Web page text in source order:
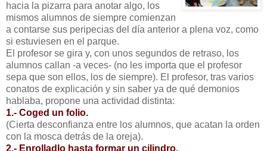
hacia la pizarra para anotar algo, los
mismos alumnos de siempre comienzan
a contarse sus peripecias del día anterior a plena voz, como
si estuviesen en el parque.
El profesor se gira y, con unos segundos de retraso, los
alumnos callan -a veces- (no les importa que el profesor
sepa que son ellos, los de siempre). El profesor, tras varios
conatos de explicación y sin saber ya de qué demonios
hablaba, propone una actividad distinta:
1.- Coged un folio.
(Cierta desconfianza entre los alumnos, que acatan la orden
con la mosca detrás de la oreja).
2.- Enrolladlo hasta formar un cilindro.